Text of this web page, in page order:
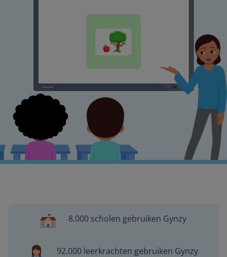
8.000 scholen gebruiken Gynzy
92.000 leerkrachten gebruiken Gynzy